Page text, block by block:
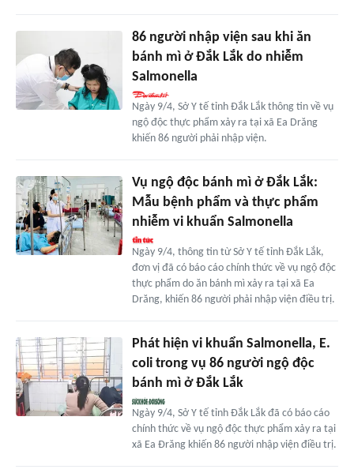
86 người nhập viện sau khi ăn
bánh mì ở Đắk Lắk do nhiễm
Salmonella
Ngày 9/4, Sở Y tế tỉnh Đắk Lắk thông tin về vụ
ngộ độc thực phẩm xảy ra tại xã Ea Drăng
khiến 86 người phải nhập viện.
Vụ ngộ độc bánh mì ở Đắk Lắk:
Mẫu bệnh phẩm và thực phẩm
nhiễm vi khuẩn Salmonella
Ngày 9/4, thông tin từ Sở Y tế tỉnh Đắk Lắk,
đơn vị đã có báo cáo chính thức về vụ ngộ độc
thực phẩm do ăn bánh mì xảy ra tại xã Ea
Drăng, khiến 86 người phải nhập viện điều trị.
Phát hiện vi khuẩn Salmonella, E.
coli trong vụ 86 người ngộ độc
bánh mì ở Đắk Lắk
Ngày 9/4, Sở Y tế tỉnh Đắk Lắk đã có báo cáo
chính thức về vụ ngộ độc thực phẩm xảy ra tại
xã Ea Đrăng khiến 86 người nhập viện điều trị.